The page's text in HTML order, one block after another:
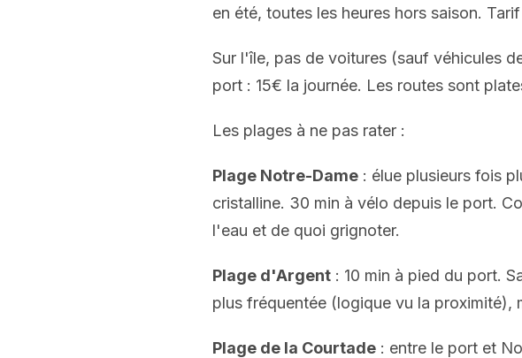
en été, toutes les heures hors saison.
Sur l'île, pas de voitures (sauf véhicules
port : 15€ la journée. Les routes sont
Les plages à ne pas rater :
Plage Notre-Dame : élue plusieurs fois
cristalline. 30 min à vélo depuis le port.
l'eau et de quoi grignoter.
Plage d'Argent : 10 min à pied du port.
plus fréquentée (logique vu la proximité),
Plage de la Courtade : entre le port et